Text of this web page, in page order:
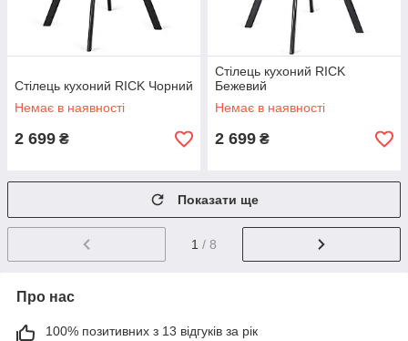
Стілець кухоний RICK Чорний
Немає в наявності
2 699 ₴
Стілець кухоний RICK
Бежевий
Немає в наявності
2 699 ₴
Показати ще
1 / 8
Про нас
100% позитивних з 13 відгуків за рік